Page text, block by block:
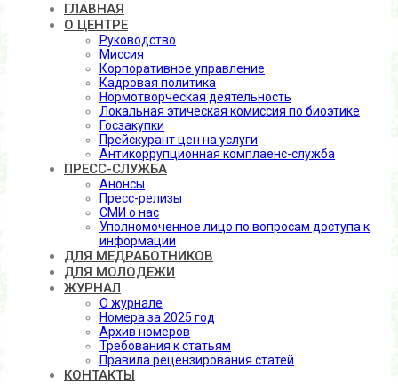
ГЛАВНАЯ
О ЦЕНТРЕ
Руководство
Миссия
Корпоративное управление
Кадровая политика
Нормотворческая деятельность
Локальная этическая комиссия по биоэтике
Госзакупки
Прейскурант цен на услуги
Антикоррупционная комплаенс-служба
ПРЕСС-СЛУЖБА
Анонсы
Пресс-релизы
СМИ о нас
Уполномоченное лицо по вопросам доступа к
информации
ДЛЯ МЕДРАБОТНИКОВ
ДЛЯ МОЛОДЕЖИ
ЖУРНАЛ
О журнале
Номера за 2025 год
Архив номеров
Требования к статьям
Правила рецензирования статей
КОНТАКТЫ